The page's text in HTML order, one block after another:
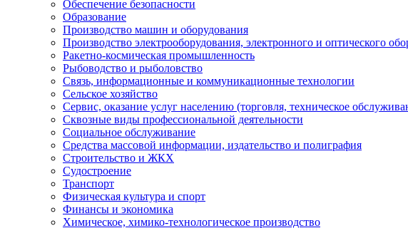
Обеспечение безопасности
Образование
Производство машин и оборудования
Производство электрооборудования, электронного и оптического
Ракетно-космическая промышленность
Рыбоводство и рыболовство
Связь, информационные и коммуникационные технологии
Сельское хозяйство
Сервис, оказание услуг населению (торговля, техническое
Сквозные виды профессиональной деятельности
Социальное обслуживание
Средства массовой информации, издательство и полиграфия
Строительство и ЖКХ
Судостроение
Транспорт
Физическая культура и спорт
Финансы и экономика
Химическое, химико-технологическое производство